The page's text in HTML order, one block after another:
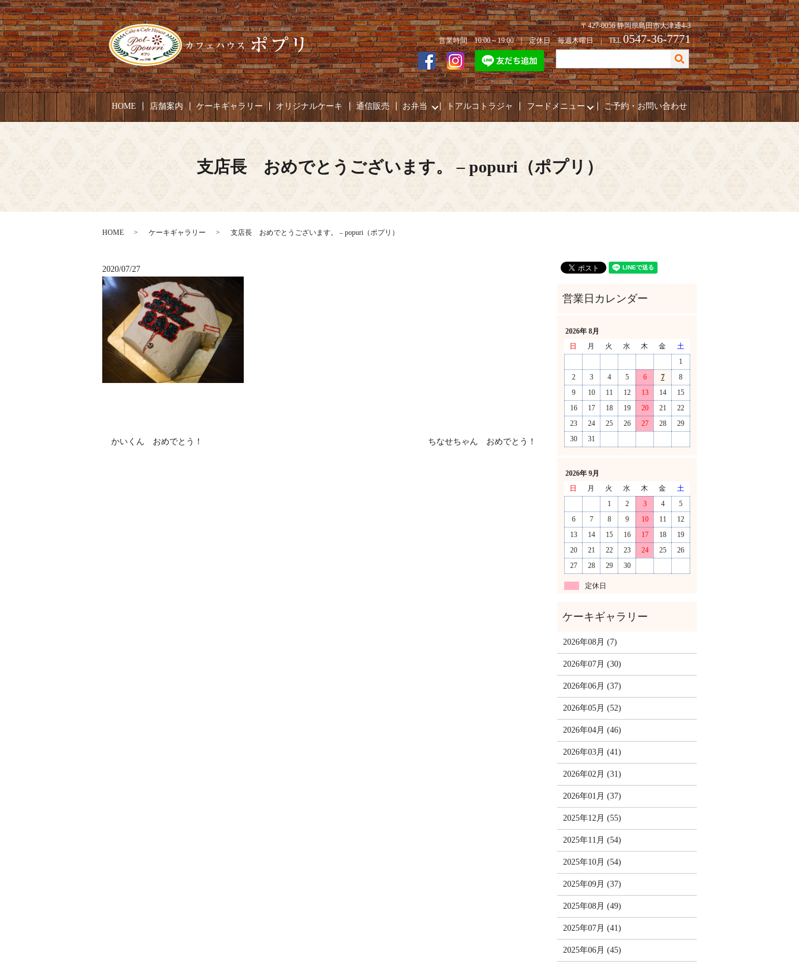
〒427-0056 静岡県島田市大津通4-3
営業時間 10:00～19:00 | 定休日 毎週木曜日 | TEL0547-36-7771
HOME 店舗案内 ケーキギャラリー オリジナルケーキ 通信販売 お弁当 トアルコトラジャ フードメニュー ご予約・お問い合わせ
支店長 おめでとうございます。 – popuri（ポプリ）
HOME ケーキギャラリー 支店長 おめでとうございます。 – popuri（ポプリ）
2020/07/27
かいくん おめでとう！ ちなせちゃん おめでとう！
2026年 8月
日
月 火 水 木 金
土
1
2
3 4 5 6 7
8
9
10 11 12 13 14
15
16
17 18 19 20 21
22
23
24 25 26 27 28
29
30
31
2026年 9月
日
月 火 水 木 金
土
1
2 3 4
5
6
7 8 9 10 11
12
13
14 15 16 17 18
19
20
21 22 23 24 25
26
27
28 29 30
定休日
2026年08月 (7)
2026年07月 (30)
2026年06月 (37)
2026年05月 (52)
2026年04月 (46)
2026年03月 (41)
2026年02月 (31)
2026年01月 (37)
2025年12月 (55)
2025年11月 (54)
2025年10月 (54)
2025年09月 (37)
2025年08月 (49)
2025年07月 (41)
2025年06月 (45)